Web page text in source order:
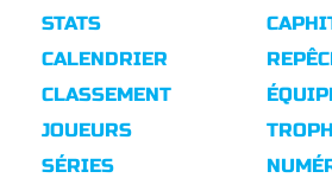
STATS
CALENDRIER
CLASSEMENT
JOUEURS
SÉRIES